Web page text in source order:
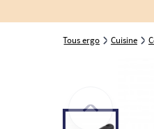
Tous ergo Cuisine